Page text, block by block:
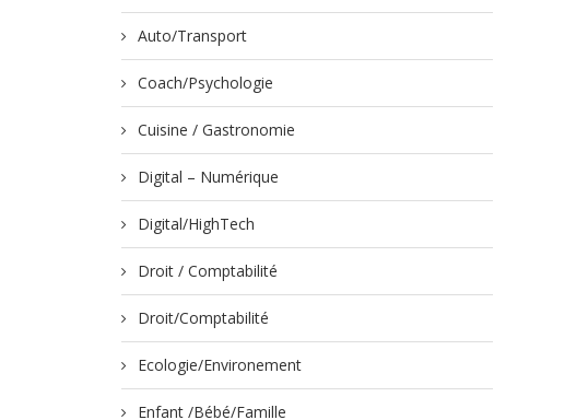
Auto/Transport
Coach/Psychologie
Cuisine / Gastronomie
Digital – Numérique
Digital/HighTech
Droit / Comptabilité
Droit/Comptabilité
Ecologie/Environement
Enfant /Bébé/Famille